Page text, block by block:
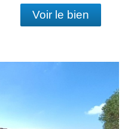
Voir le bien